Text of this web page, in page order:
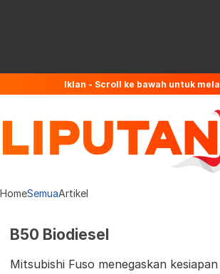
Iklan - Scroll ke bawah untuk
HomeSemuaArtikel
B50 Biodiesel
Mitsubishi Fuso menegaskan